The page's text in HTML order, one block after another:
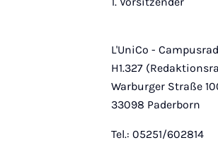
L'UniCo -
H1.327
Warburger Straße
33098 Paderborn
Tel.: 05251/602814